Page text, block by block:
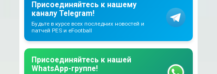
Присоединяйтесь к нашему
каналу Telegram!
Будьте в курсе всех последних новостей и
патчей PES и eFootball
Присоединяйтесь к нашей
WhatsApp-группе!